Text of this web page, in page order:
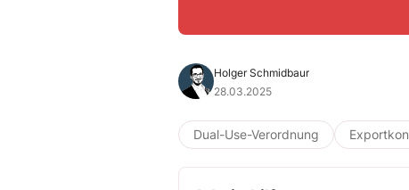
Holger Schmidbaur
28.03.2025
Dual-Use-Verordnung